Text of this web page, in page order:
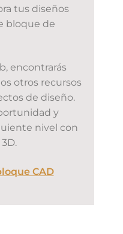
tus diseños
bloque de
encontrarás
otros recursos
de diseño.
y
nivel con
CAD